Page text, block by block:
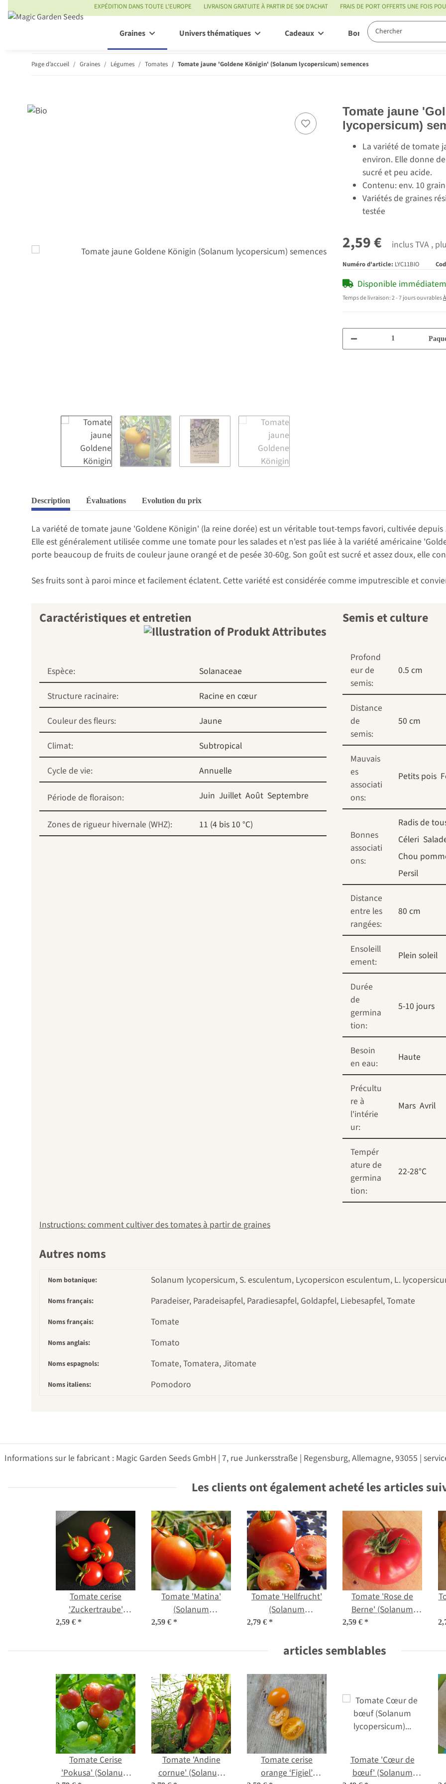
EXPÉDITION DANS TOUTE L'EUROPE LIVRAISON GRATUITE À PARTIR DE 50€ D'ACHAT FRAIS DE PORT OFFERTS UNE FOIS
Graines Univers thématiques Cadeaux Bon à savoir
Page d’accueil Graines Légumes Tomates Tomate jaune 'Goldene Königin' (Solanum lycopersicum) semences
Tomate jaune
lycopersicum)
La variété de tomate
environ. Elle donne
sucré et peu acide.
Contenu: env. 10
Variétés de graines
testée
2,59 € inclus TVA ,
Numéro d'article: LYC11BIO
Disponible
Temps de livraison:2 - 7 jours ouvrables
Description Évaluations Evolution du prix
La variété de tomate jaune 'Goldene Königin' (la reine dorée) est un véritable tout-temps favori, cultivée
Elle est généralement utilisée comme une tomate pour les salades et n'est pas liée à la variété américaine
porte beaucoup de fruits de couleur jaune orangé et de pesée 30-60g. Son goût est sucré et assez doux, elle
Ses fruits sont à paroi mince et facilement éclatent. Cette variété est considérée comme imputrescible et
Caractéristiques et entretien
Espèce:
Solanaceae
Structure racinaire:
Racine en cœur
Couleur des fleurs:
Jaune
Climat:
Subtropical
Cycle de vie:
Annuelle
Période de floraison: Juin Juillet Août Septembre
Zones de rigueur hivernale (WHZ): 11 (4 bis 10 °C)
Semis et culture
Profond
eur de
semis:
0.5 cm
Distance
de
semis:
50 cm
Mauvais
es
associati
ons:
Petits pois
Bonnes
associati
ons:
Radis de
Céleri
Chou
Persil
Distance
entre les
rangées:
80 cm
Ensoleill
ement:
Plein soleil
Durée
de
germina
tion:
5-10 jours
Besoin
en eau:
Haute
Précultu
re à
l'intérie
ur:
Mars Avril
Tempér
ature de
germina
tion:
22-28°C
Instructions: comment cultiver des tomates à partir de graines
Autres noms
Nom botanique: Solanum lycopersicum, S. esculentum, Lycopersicon esculentum, L.
Noms français: Paradeiser, Paradeisapfel, Paradiesapfel, Goldapfel, Liebesapfel, Tomate
Noms français: Tomate
Noms anglais: Tomato
Noms espagnols: Tomate, Tomatera, Jitomate
Noms italiens: Pomodoro
Informations sur le fabricant : Magic Garden Seeds GmbH | 7, rue Junkersstraße | Regensburg, Allemagne, 93055 |
Les clients ont également acheté les articles
Tomate cerise
'Zuckertraube'
(Solanum
semences
2,59 € *
Tomate 'Matina'
(Solanum
lycopersicum) Bio
2,59 € *
Tomate 'Hellfrucht'
(Solanum
lycopersicum)
2,79 € *
Tomate 'Rose de
Berne' (Solanum
lycopersicum) Bio
2,59 € *
articles semblables
Tomate Cerise
'Pokusa' (Solanum
Tomate 'Andine
cornue' (Solanum
Tomate cerise
orange ‘Figiel’
Tomate 'Cœur de
bœuf' (Solanum